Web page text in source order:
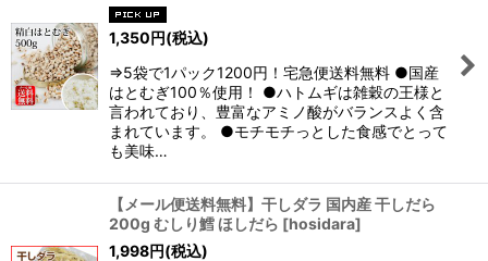
1,350円(税込)
⇒5袋で1パック1200円！宅急便送料無料 ●国産
はとむぎ100％使用！ ●ハトムギは雑穀の王様と
言われており、豊富なアミノ酸がバランスよく含
まれています。 ●モチモチっとした食感でとって
も美味…
【メール便送料無料】干しダラ 国内産 干しだら
200g むしり鱈 ほしだら [hosidara]
1,998円(税込)